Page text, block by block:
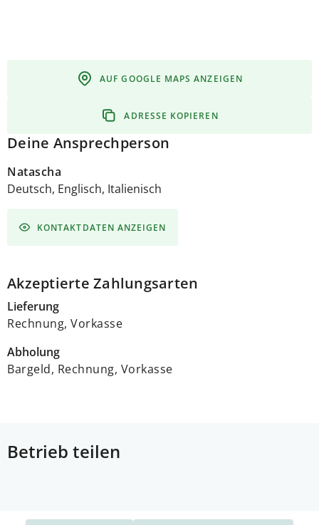
AUF GOOGLE MAPS ANZEIGEN
ADRESSE KOPIEREN
Deine Ansprechperson
Natascha
Deutsch, Englisch, Italienisch
KONTAKTDATEN ANZEIGEN
Akzeptierte Zahlungsarten
Lieferung
Rechnung, Vorkasse
Abholung
Bargeld, Rechnung, Vorkasse
Betrieb teilen